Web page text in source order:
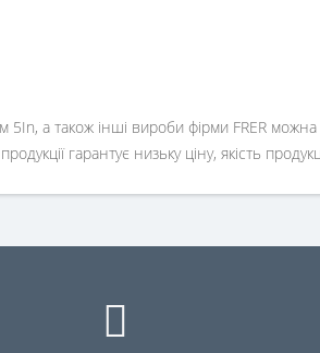
а також інші вироби фірми FRER
гарантує низьку ціну, якість